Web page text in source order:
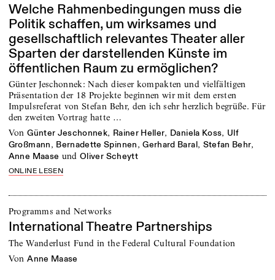
Welche Rahmenbedingungen muss die
Politik schaffen, um wirksames und
gesellschaftlich relevantes Theater aller
Sparten der darstellenden Künste im
öffentlichen Raum zu ermöglichen?
Günter Jeschonnek: Nach dieser kompakten und vielfältigen
Präsentation der 18 Projekte beginnen wir mit dem ersten
Impulsreferat von Stefan Behr, den ich sehr herzlich begrüße. Für
den zweiten Vortrag hatte …
von Günter Jeschonnek, Rainer Heller, Daniela Koss, Ulf
Großmann, Bernadette Spinnen,Gerhard Baral, Stefan Behr,
Anne Maase und Oliver Scheytt
ONLINE LESEN
Programms and Networks
International Theatre Partnerships
The Wanderlust Fund in the Federal Cultural Foundation
von Anne Maase